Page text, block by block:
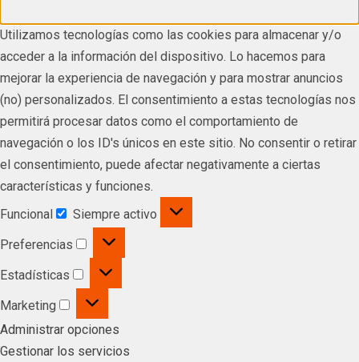
Utilizamos tecnologías como las cookies para almacenar y/o
acceder a la información del dispositivo. Lo hacemos para
mejorar la experiencia de navegación y para mostrar anuncios
(no) personalizados. El consentimiento a estas tecnologías nos
permitirá procesar datos como el comportamiento de
navegación o los ID's únicos en este sitio. No consentir o retirar
el consentimiento, puede afectar negativamente a ciertas
características y funciones.
Funcional
Siempre activo
Preferencias
Estadísticas
Marketing
Administrar opciones
Gestionar los servicios